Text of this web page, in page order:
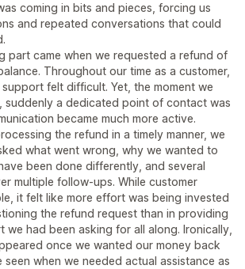
coming in bits and pieces, forcing us
and repeated conversations that could
part came when we requested a refund of
Throughout our time as a customer,
felt difficult. Yet, the moment we
suddenly a dedicated point of contact was
became much more active.
the refund in a timely manner, we
what went wrong, why we wanted to
been done differently, and several
multiple follow-ups. While customer
it felt like more effort was being invested
the refund request than in providing
we had been asking for all along. Ironically,
once we wanted our money back
when we needed actual assistance as